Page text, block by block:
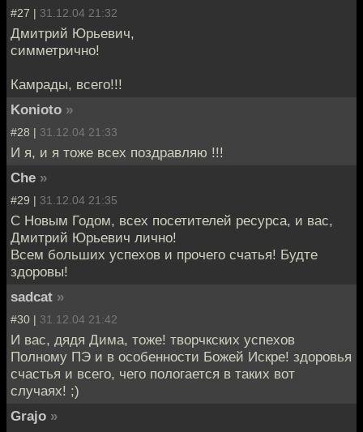
#27 | 31.12.04 21:32
Дмитрий Юрьевич,
симметрично!
Камрады, всего!!!
Konioto »
#28 | 31.12.04 21:33
И я, и я тоже всех поздравляю !!!
Che »
#29 | 31.12.04 21:35
С Новым Годом, всех посетителей ресурса, и вас,
Дмитрий Юрьевич лично!
Всем больших успехов и прочего счатья! Будте
здоровы!
sadcat »
#30 | 31.12.04 21:42
И вас, дядя Дима, тоже! творчкских успехов
Полному ПЭ и в особенности Божей Искре! здоровья
счастья и всего, чего пологается в таких вот
случаях! ;)
Grajo »